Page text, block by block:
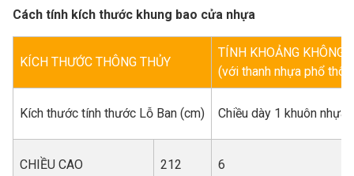
Cách tính kích thước khung bao cửa nhựa
KÍCH THƯỚC THÔNG THỦY
TÍNH KHOẢNG KHÔNG
(với thanh nhựa phổ
Kích thước tính thước Lỗ Ban (cm) Chiều dày 1 khuôn nhựa
CHIỀU CAO 212 6